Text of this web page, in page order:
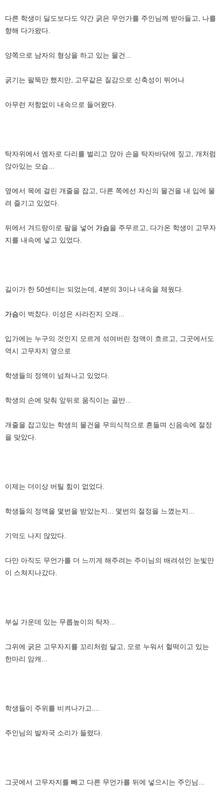
다른 학생이 딜도보다도 약간 굵은 무언가를 주인님께 받아들고, 나를
향해 다가왔다.
양쪽으로 남자의 형상을 하고 있는 물건...
굵기는 팔뚝만 했지만, 고무같은 질감으로 신축성이 뛰어나
아무런 저항없이 내속으로 들어왔다.
탁자위에서 엠자로 다리를 벌리고 앉아 손을 탁자바닦에 짚고, 개처럼
앉아있는 모습...
옆에서 목에 걸린 개줄을 잡고, 다른 쪽에선 자신의 물건을 내 입에 물
려 즐기고 있었다.
뒤에서 겨드랑이로 팔을 넣어 가슴을 주무르고, 다가온 학생이 고무자
지를 내속에 넣고 있었다.
길이가 한 50센티는 되었는데, 4분의 3이나 내속을 체웠다.
가슴이 벅찼다. 이성은 사라진지 오래...
입가에는 누구의 것인지 모르게 섞여버린 정액이 흐르고, 그곳에서도
역시 고무자지 옆으로
학생들의 정액이 넘쳐나고 있었다.
학생의 손에 맞춰 앞뒤로 움직이는 골반...
개줄을 잡고있는 학생의 물건을 무의식적으로 흔들며 신음속에 절정
을 맞았다.
이제는 더이상 버틸 힘이 없었다.
학생들의 정액을 몇번을 받았는지... 몇번의 절정을 느꼈는지...
기억도 나지 않았다.
다만 아직도 무언가를 더 느끼게 해주려는 주이님의 배려섞인 눈빛만
이 스쳐지나갔다.
부실 가운데 있는 무릅높이의 탁자...
그위에 굵은 고무자지를 꼬리처럼 달고, 모로 누워서 헐떡이고 있는
한마리 암캐...
학생들이 주위를 비켜나가고....
주인님의 발자국 소리가 들렸다.
그곳에서 고무자지를 빼고 다른 무언가를 뒤에 넣으시는 주인님...